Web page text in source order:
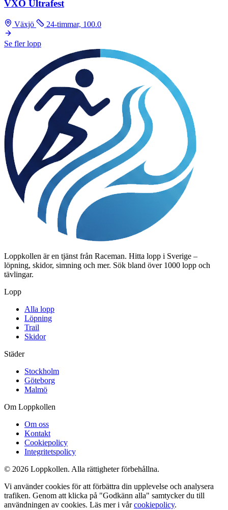
VXO Ultrafest
Växjö 24-timmar, 100.0
Se fler lopp
Loppkollen är en tjänst från Raceman. Hitta lopp i Sverige –
löpning, skidor, simning och mer. Sök bland över 1000 lopp och
tävlingar.
Lopp
Alla lopp
Löpning
Trail
Skidor
Städer
Stockholm
Göteborg
Malmö
Om Loppkollen
Om oss
Kontakt
Cookiepolicy
Integritetspolicy
© 2026 Loppkollen. Alla rättigheter förbehållna.
Vi använder cookies för att förbättra din upplevelse och analysera
trafiken. Genom att klicka på "Godkänn alla" samtycker du till
användningen av cookies. Läs mer i vårcookiepolicy.